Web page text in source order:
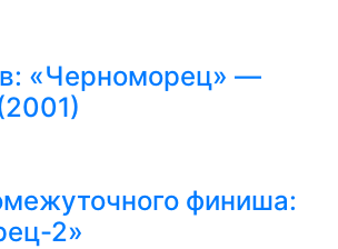
«Черноморец» —
финиша:
2»